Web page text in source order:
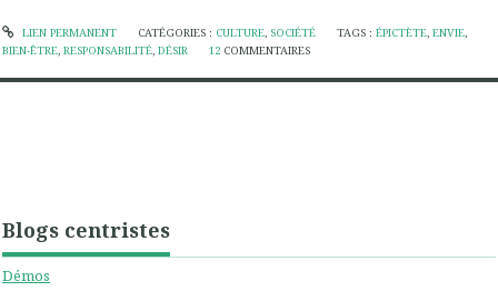
Blogs centristes
Démos
LIEN PERMANENT CATÉGORIES : CULTURE, SOCIÉTÉ TAGS :ÉPICTÈTE,ENVIE,
BIEN-ÊTRE, RESPONSABILITÉ, DÉSIR 12 COMMENTAIRES